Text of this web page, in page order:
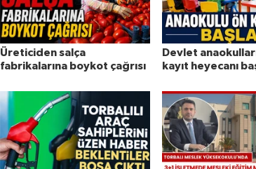
Üreticiden salça
fabrikalarına boykot çağrısı
Devlet
kayıt heyecanı